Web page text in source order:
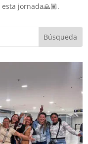
jornada🙏🏽.